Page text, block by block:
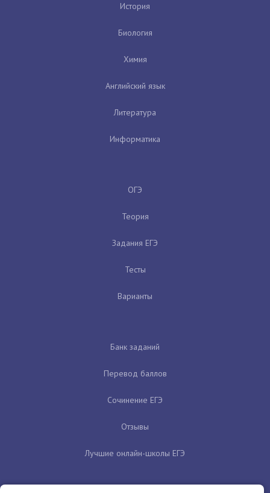
История
Биология
Химия
Английский язык
Литература
Информатика
ОГЭ
Теория
Задания ЕГЭ
Тесты
Варианты
Банк заданий
Перевод баллов
Сочинение ЕГЭ
Отзывы
Лучшие онлайн-школы ЕГЭ